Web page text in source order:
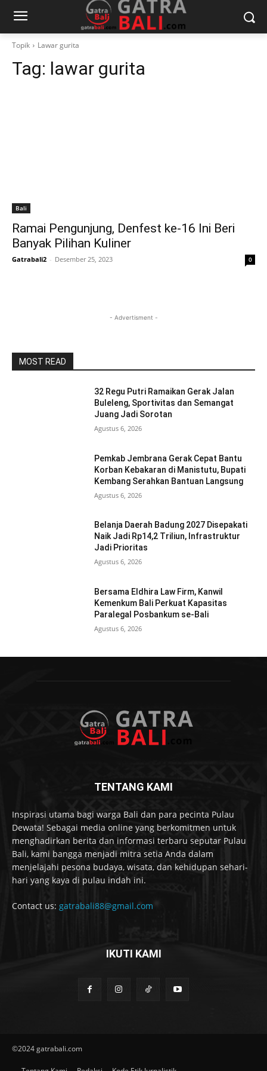
Topik Lawar gurita
Tag: lawar gurita
Bali
Ramai Pengunjung, Denfest ke-16 Ini Beri
Banyak Pilihan Kuliner
Gatrabali2 - Desember 25, 2023 0
- Advertisment -
MOST READ
32 Regu Putri Ramaikan Gerak Jalan
Buleleng, Sportivitas dan Semangat
Juang Jadi Sorotan
Agustus 6, 2026
Pemkab Jembrana Gerak Cepat Bantu
Korban Kebakaran di Manistutu, Bupati
Kembang Serahkan Bantuan Langsung
Agustus 6, 2026
Belanja Daerah Badung 2027 Disepakati
Naik Jadi Rp14,2 Triliun, Infrastruktur
Jadi Prioritas
Agustus 6, 2026
Bersama Eldhira Law Firm, Kanwil
Kemenkum Bali Perkuat Kapasitas
Paralegal Posbankum se-Bali
Agustus 6, 2026
TENTANG KAMI
Inspirasi utama bagi warga Bali dan para pecinta Pulau
Dewata! Sebagai media online yang berkomitmen untuk
menghadirkan berita dan informasi terbaru seputar Pulau
Bali, kami bangga menjadi mitra setia Anda dalam
menjelajahi pesona budaya, wisata, dan kehidupan sehari-
hari yang kaya di pulau indah ini.
Contact us: gatrabali88@gmail.com
IKUTI KAMI
©2024 gatrabali.com